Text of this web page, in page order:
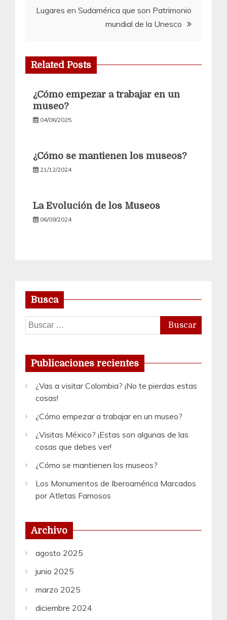
entradas
Lugares en Sudamérica que son Patrimonio
mundial de la Unesco
Related Posts
¿Cómo empezar a trabajar en un
museo?
04/06/2025
¿Cómo se mantienen los museos?
21/12/2024
La Evolución de los Museos
06/09/2024
Busca
Buscar:
Publicaciones recientes
¿Vas a visitar Colombia? ¡No te pierdas estas
cosas!
¿Cómo empezar a trabajar en un museo?
¿Visitas México? ¡Estas son algunas de las
cosas que debes ver!
¿Cómo se mantienen los museos?
Los Monumentos de Iberoamérica Marcados
por Atletas Famosos
Archivo
agosto 2025
junio 2025
marzo 2025
diciembre 2024